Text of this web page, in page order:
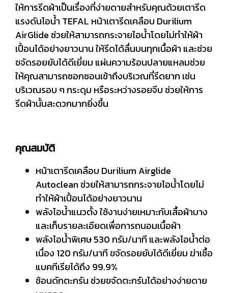
ให้การรีดผ้าเป็นเรื่องที่ง่ายดายสำหรับคุณด้วยเตารีด
แรงดันไอน้ำ TEFAL หน้าเตารีดเคลือบ Durilium
AirGlide ช่วยให้สามารถกระจายไอน้ำโดยไม่ทำให้ผ้า
เปื้อนได้อย่างยาวนาน ให้รีดได้ลื่นบนทุกเนื้อผ้า และช่วย
ขจัดรอยยับได้ดีเยี่ยม แผ่นความร้อนปลายแหลมช่วย
ให้คุณสามารถซอกซอนเข้าถึงบริเวณที่รีดยาก เช่น
บริเวณรอบ ๆ กระดุม หรือระหว่างรอยจีบ ช่วยให้การ
รีดผ้านั้นสะดวกมากยิ่งขึ้น
คุณสมบัติ
หน้าเตารีดเคลือบ Durilium Airglide
Autoclean ช่วยให้สามารถกระจายไอน้ำโดยไม่
ทำให้ผ้าเปื้อนได้อย่างยาวนาน
พลังไอน้ำแนวตั้ง ใช้งานง่ายเหมาะกับเสื้อผ้าบาง
และเก็บรายละเอียดเพื่อการถนอมเนื้อผ้า
พลังไอน้ำพิเศษ 530 กรัม/นาที และพลังไอน้ำต่อ
เนื่อง 120 กรัม/นาที ขจัดรอยยับได้ดีเยี่ยม ฆ่าเชื้อ
แบคทีเรียได้ถึง 99.9%
ช้อนดักตะกรัน ช่วยขจัดตะกรันได้อย่างง่ายดาย